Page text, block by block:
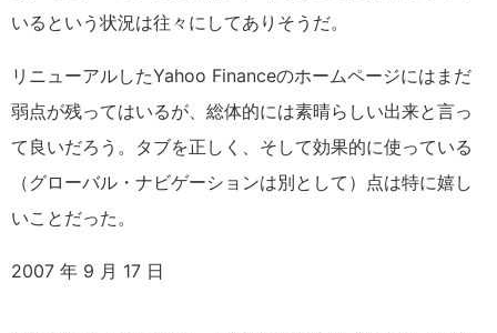
いるという状況は往々にしてありそうだ。
リニューアルしたYahoo Financeのホームページにはまだ
弱点が残ってはいるが、総体的には素晴らしい出来と言っ
て良いだろう。タブを正しく、そして効果的に使っている
（グローバル・ナビゲーションは別として）点は特に嬉し
いことだった。
2007 年 9 月 17 日